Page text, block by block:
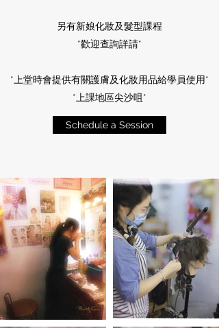
另有新娘化妝及髮型課程
*歡迎查詢詳請*
*上堂時會提供有關護膚及化妝用品給學員使用*
*上課地區尖沙咀*
Schedule a Session